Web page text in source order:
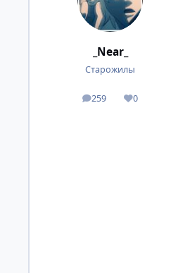
_Near_
Старожилы
259
посты 0
Репутация